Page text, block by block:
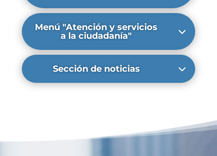
Menú "Atención y servicios
a la ciudadanía"
Sección de noticias